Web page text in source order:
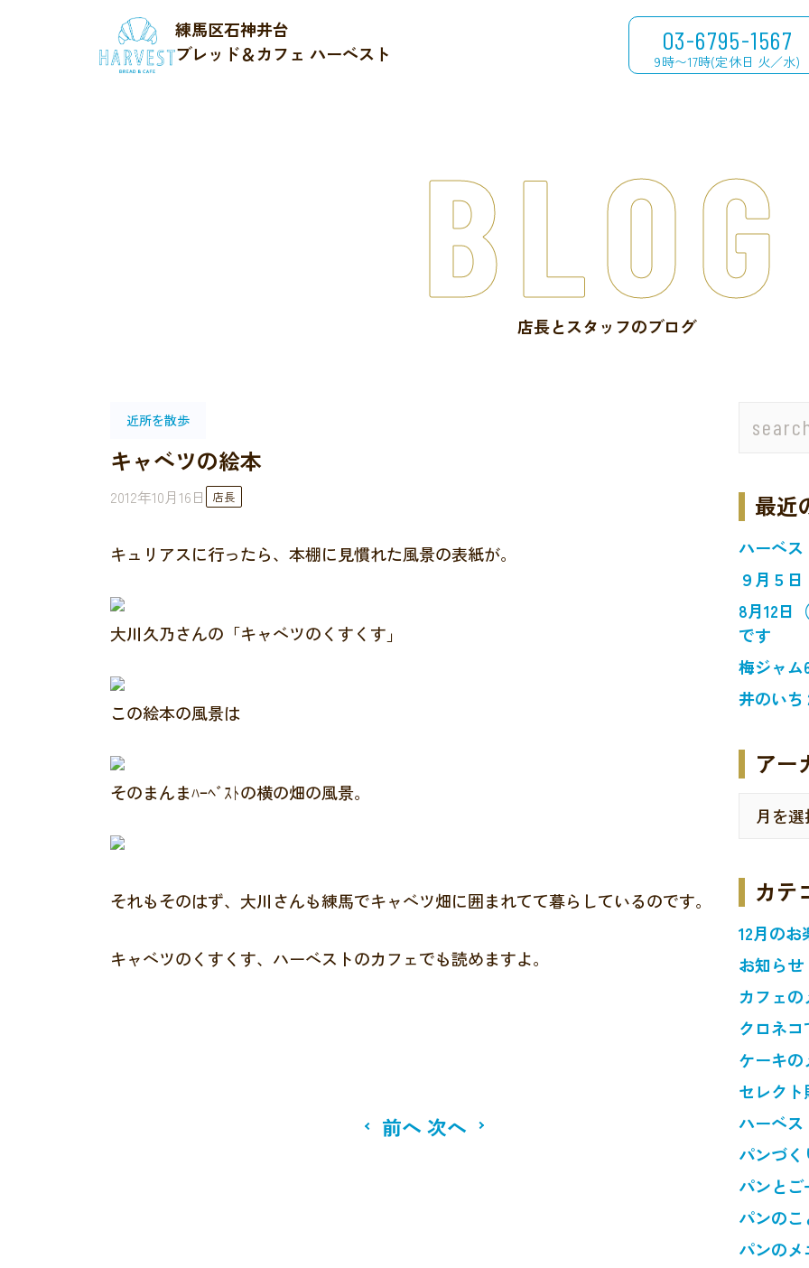
練馬区石神井台
ブレッド＆カフェ ハーベスト
03-6795-1567
9時〜17時(定休日 火／水)
店長とスタッフのブログ
BLOG
近所を散歩
キャベツの絵本
2012年10月16日 店長
キュリアスに行ったら、本棚に見慣れた風景の表紙が。
大川久乃さんの「キャベツのくすくす」
この絵本の風景は
そのまんまﾊｰﾍﾞｽﾄの横の畑の風景。
それもそのはず、大川さんも練馬でキャベツ畑に囲まれてて暮らしているのです。
キャベツのくすくす、ハーベストのカフェでも読めますよ。
前へ 次へ
最近
ハーベス
９月５
8月12日
です
梅ジャム
井のいち
アー
カテ
12月のお
お知らせ
カフェの
クロネ
ケーキの
セレクト
ハーベス
パンづ
パンとご
パンのこ
パンのメ